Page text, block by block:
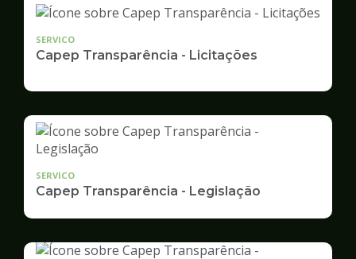
SERVICO
Capep Transparência - Licitações
SERVICO
Capep Transparência - Legislação